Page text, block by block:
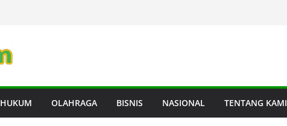
HUKUM OLAHRAGA BISNIS NASIONAL TENTANG KAMI